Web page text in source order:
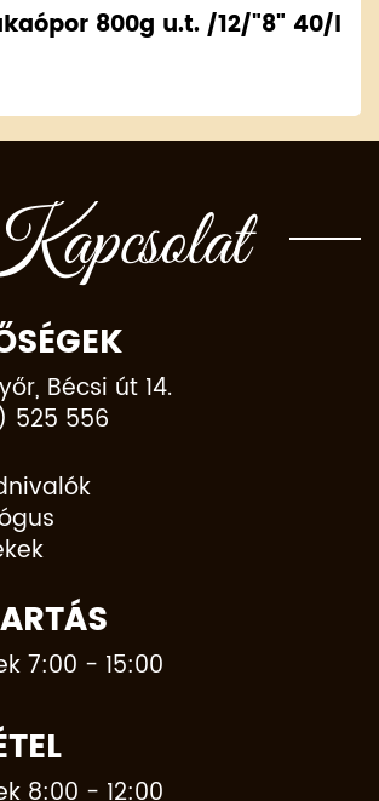
800g u.t. /12/"8" 40/l
Bécsi út 14.
525 556
7:00 - 15:00
8:00 - 12:00